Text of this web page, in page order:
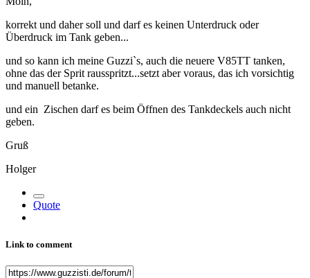
korrekt und daher soll und darf es keinen Unterdruck oder
Überdruck im Tank geben...
und so kann ich meine Guzzi`s, auch die neuere V85TT tanken,
ohne das der Sprit rausspritzt...setzt aber voraus, das ich vorsichtig
und manuell betanke.
und ein Zischen darf es beim Öffnen des Tankdeckels auch nicht
geben.
Gruß
Holger
Quote
Link to comment